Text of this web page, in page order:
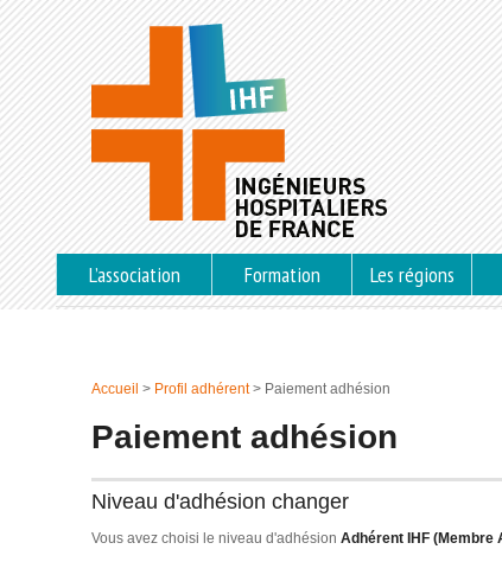
L’association Formation Les régions
Accueil > Profil adhérent> Paiement adhésion
Paiement adhésion
Niveau d'adhésion changer
Vous avez choisi le niveau d'adhésionAdhérent IHF (Membre